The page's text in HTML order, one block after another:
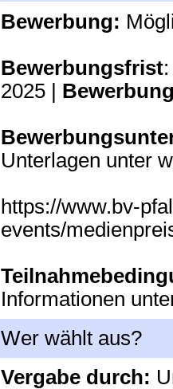
Bewerbung:
Bewerbungsfrist
2025 |
Unterlagen unter
https://www.bv-
events/
Informationen
Wer wählt aus?
Vergabe durch: